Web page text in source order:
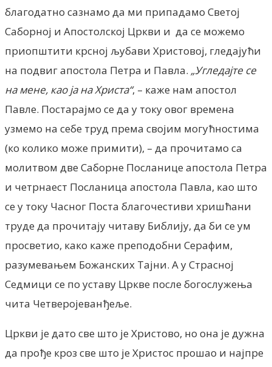
благодатно сазнамо да ми припадамо Светој
Саборној и Апостолској Цркви и да се можемо
приопштити крсној љубави Христовој, гледајући
на подвиг апостола Петра и Павла. „Угледајте се
на мене, као ја на Христа“, – каже нам апостол
Павле. Постарајмо се да у току овог времена
узмемо на себе труд према својим могућностима
(ко колико може примити), – да прочитамо са
молитвом две Саборне Посланице апостола Петра
и четрнаест Посланица апостола Павла, као што
се у току Часног Поста благочестиви хришћани
труде да прочитају читаву Библију, да би се ум
просветио, како каже преподобни Серафим,
разумевањем Божанских Тајни. А у Страсној
Седмици се по уставу Цркве после богослужења
чита Четверојеванђеље.
Цркви је дато све што је Христово, но она је дужна
да прође кроз све што је Христос прошао и најпре